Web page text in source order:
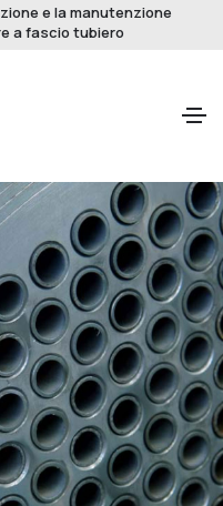
e la manutenzione
a fascio tubiero